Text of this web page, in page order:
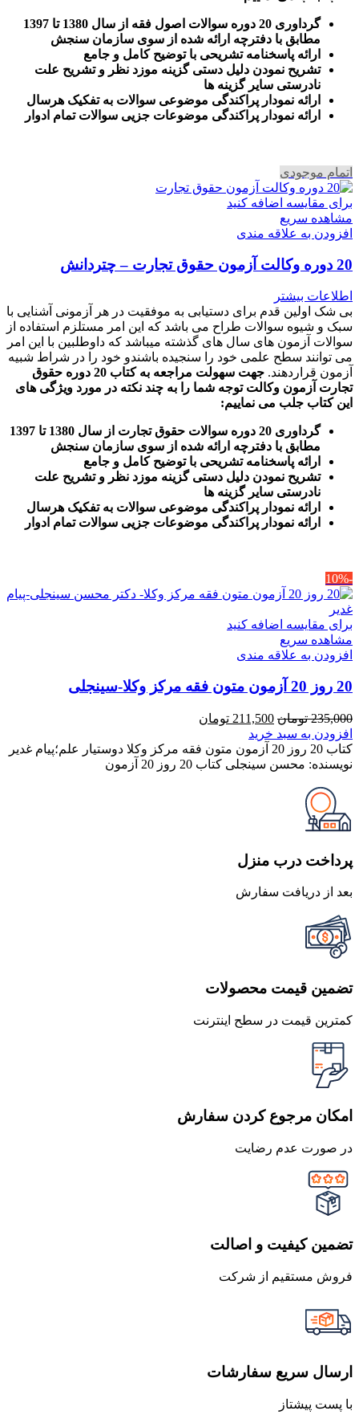
گرداوری 20 دوره سوالات اصول فقه از سال 1380 تا 1397
مطابق با دفترچه ارائه شده از سوی سازمان سنجش
ارائه پاسخنامه تشریحی با توضیح کامل و جامع
تشریح نمودن دلیل دستی گزینه موزد نظر و تشریح علت
نادرستی سایر گزینه ها
ارائه نمودار پراکندگی موضوعی سوالات به تفکیک هرسال
رائه نمودار پراکندگی موضوعات جزیی سوالات تمام ادوار
اتمام موجودی
برای مقایسه اضافه کنید
مشاهده سریع
افزودن به علاقه مندی
20 دوره وکالت آزمون حقوق تجارت – چتردانش
اطلاعات بیشتر
بی شک اولین قدم برای دستیابی به موفقیت در هر آزمونی آشنایی با
سبک و شیوه سوالات طراح می باشد که این امر مستلزم استفاده از
سوالات آزمون های سال های گذشته میباشد که داوطلبین با این امر
می توانند سطح علمی خود را سنجیده باشندو خود را در شراط شبیه
آزمون قراردهند.
جهت سهولت مراجعه به کتاب 20 دوره حقوق
تجارت آزمون وکالت توجه شما را به چند نکته در مورد ویژگی های
این کتاب جلب می نماییم:
گرداوری 20 دوره سوالات حقوق تجارت از سال 1380 تا 1397
مطابق با دفترچه ارائه شده از سوی سازمان سنجش
ارائه پاسخنامه تشریحی با توضیح کامل و جامع
تشریح نمودن دلیل دستی گزینه موزد نظر و تشریح علت
نادرستی سایر گزینه ها
ارائه نمودار پراکندگی موضوعی سوالات به تفکیک هرسال
رائه نمودار پراکندگی موضوعات جزیی سوالات تمام ادوار
-10%
برای مقایسه اضافه کنید
مشاهده سریع
افزودن به علاقه مندی
20 روز 20 آزمون متون فقه مرکز وکلا-سینجلی
235,000 تومان قیمت
اصلی
235,000 تومان
بود.
211,500 تومان
211,500 تومان
است.
افزودن به سبد خرید
کتاب 20 روز 20 آزمون متون فقه مرکز وکلا دوستیار علم؛پیام غدیر
نویسنده: محسن سینجلی کتاب 20 روز 20 آزمون
پرداخت درب منزل
بعد از دریافت سفارش
تضمین قیمت محصولات
کمترین قیمت در سطح اینترنت
امکان مرجوع کردن سفارش
در صورت عدم رضایت
تضمین کیفیت و اصالت
فروش مستقیم از شرکت
ارسال سریع سفارشات
با پست پیشتاز